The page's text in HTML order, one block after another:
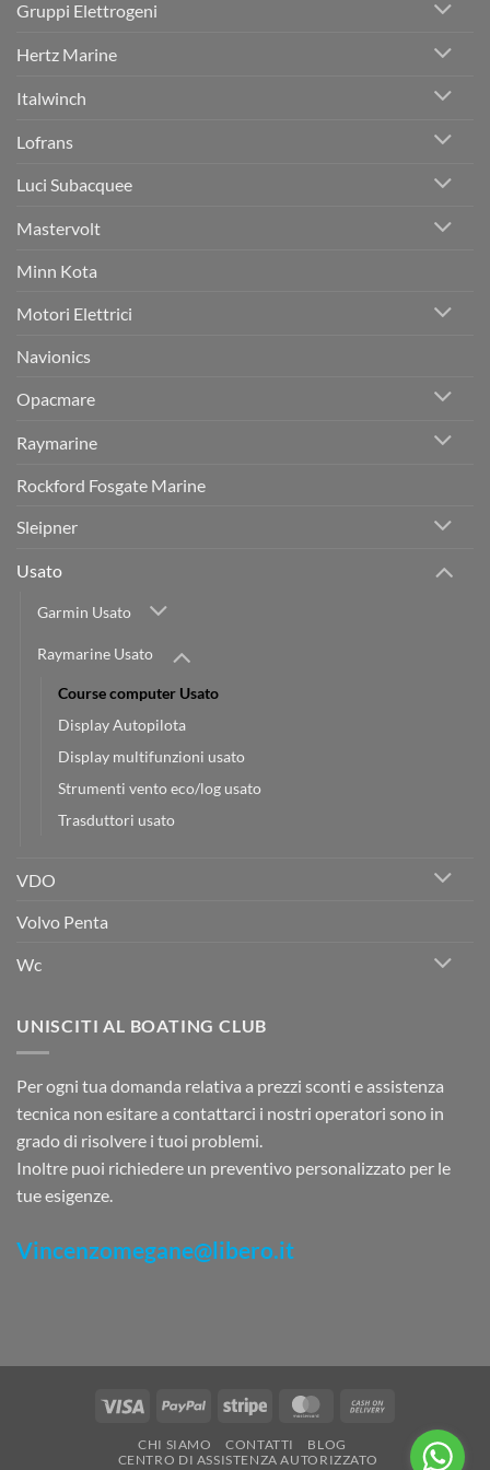
Gruppi Elettrogeni
Hertz Marine
Italwinch
Lofrans
Luci Subacquee
Mastervolt
Minn Kota
Motori Elettrici
Navionics
Opacmare
Raymarine
Rockford Fosgate Marine
Sleipner
Usato
Garmin Usato
Raymarine Usato
Course computer Usato
Display Autopilota
Display multifunzioni usato
Strumenti vento eco/log usato
Trasduttori usato
VDO
Volvo Penta
Wc
UNISCITI AL BOATING CLUB
Per ogni tua domanda relativa a prezzi sconti e assistenza
tecnica non esitare a contattarci i nostri operatori sono in
grado di risolvere i tuoi problemi.
Inoltre puoi richiedere un preventivo personalizzato per le
tue esigenze.
Vincenzomegane@libero.it
Visa PayPal Stripe MasterCard
Delivery
CHI SIAMO CONTATTI
BLOG
CENTRO DI ASSISTENZA AUTORIZZATO